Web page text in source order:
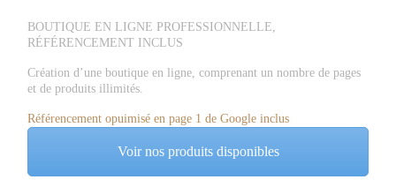
BOUTIQUE EN LIGNE PROFESSIONNELLE,
RÉFÉRENCEMENT INCLUS
Création d’une boutique en ligne, comprenant un nombre de pages
et de produits illimités.
Référencement opuimisé en page 1 de Google inclus
Voir nos produits disponibles